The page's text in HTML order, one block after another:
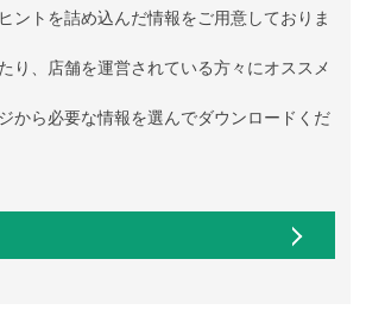
ントを詰め込んだ情報をご用意しておりま
り、店舗を運営されている方々にオススメ
から必要な情報を選んでダウンロードくだ